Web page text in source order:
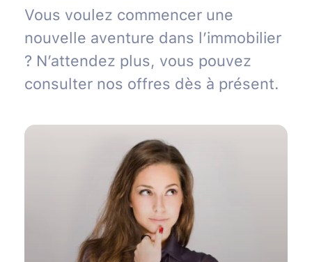
Vous voulez commencer une
nouvelle aventure dans l’immobilier
? N’attendez plus, vous pouvez
consulter nos offres dès à présent.